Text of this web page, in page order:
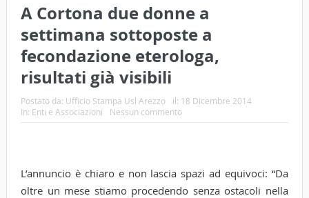
A Cortona due donne a
settimana sottoposte a
fecondazione eterologa,
risultati già visibili
Postato da: Ufficio Stampa Usl Arezzo il: 18 Dicembre 2014
In: Enti e Associazioni Nessun commento
L’annuncio è chiaro e non lascia spazi ad equivoci: “Da
oltre un mese stiamo procedendo senza ostacoli nella